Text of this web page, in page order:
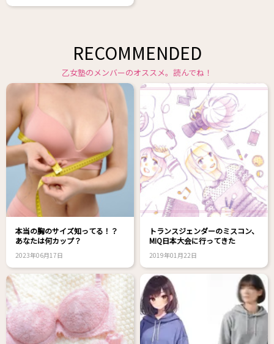
RECOMMENDED
乙女塾のメンバーのオススメ。読んでね！
本当の胸のサイズ知ってる！？
あなたは何カップ？
2023年06月17日
トランスジェンダーのミスコン、
MIQ日本大会に行ってきた
2019年01月22日